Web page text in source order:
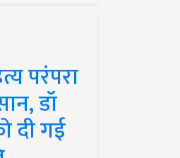
परंपरा
डॉ
दी गई